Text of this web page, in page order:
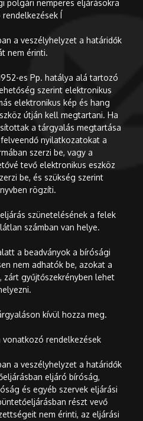
polgári nemperes eljárásokra
Í
a veszélyhelyzet a határidők
nem érinti.
es Pp. hatálya alá tartozó
szerint elektronikus
elektronikus kép és hang
útján kell megtartani. Ha
a tárgyalás megtartása
nyilatkozatokat a
szerzi be, vagy a
tevő elektronikus eszköz
be, és szükség szerint
rögzíti.
szünetelésének a felek
számban van helye.
a beadványok a bírósági
nem adhatók be, azokat a
zárt gyűjtőszekrényben lehet
kívül hozza meg.
rendelkezések
a veszélyhelyzet a határidők
eljáró bíróság,
és egyéb szervek eljárási
részt vevő
nem érinti, az eljárási